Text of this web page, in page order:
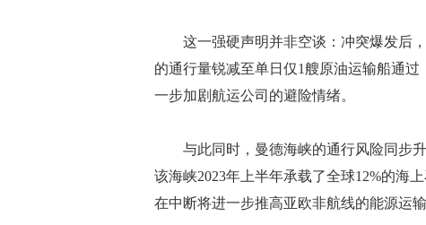
这一强硬声明并非空谈：冲突爆发后，
的通行量锐减至单日仅1艘原油运输船通
一步加剧航运公司的避险情绪。
与此同时，曼德海峡的通行风险同步升
该海峡2023年上半年承载了全球12%的海
在中断将进一步推高亚欧非航线的能源运